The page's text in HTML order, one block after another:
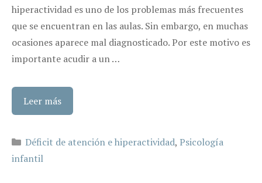
hiperactividad es uno de los problemas más frecuentes
que se encuentran en las aulas. Sin embargo, en muchas
ocasiones aparece mal diagnosticado. Por este motivo es
importante acudir a un …
Leer más
Categorías
Déficit de atención e hiperactividad, Psicología
infantil